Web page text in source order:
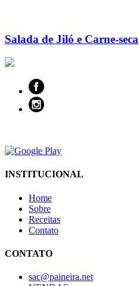
Salada de Jiló e Carne-seca
INSTITUCIONAL
Home
Sobre
Receitas
Contato
CONTATO
sac@paineira.net